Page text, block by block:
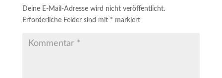
Deine E-Mail-Adresse wird nicht veröffentlicht.
Erforderliche Felder sind mit * markiert